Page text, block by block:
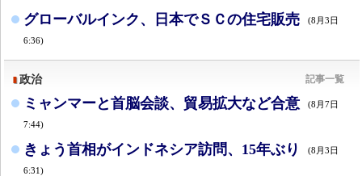
グローバルインク、日本でＳＣの住宅販売 (8月3日
6:36)
政治 記事一覧
ミャンマーと首脳会談、貿易拡大など合意 (8月7日
7:44)
きょう首相がインドネシア訪問、15年ぶり (8月3日
6:31)